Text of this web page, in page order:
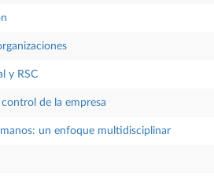
y RSC
de la empresa
un enfoque multidisciplinar